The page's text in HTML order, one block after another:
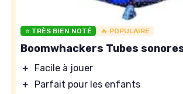
⭐ TRÈS BIEN NOTÉ 🔥 POPULAIRE
Boomwhackers Tubes
＋
Facile à jouer
＋
Parfait pour les enfants